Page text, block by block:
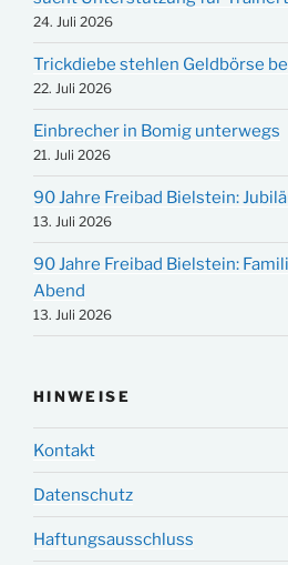
24. Juli 2026
Trickdiebe stehlen Geldbörse
22. Juli 2026
Einbrecher in Bomig unterwegs
21. Juli 2026
90 Jahre Freibad Bielstein:
13. Juli 2026
90 Jahre Freibad Bielstein:
Abend
13. Juli 2026
HINWEISE
Kontakt
Datenschutz
Haftungsausschluss